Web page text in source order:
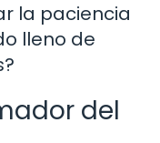
la paciencia
lleno de
del